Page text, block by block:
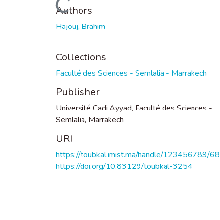
Loading...
Authors
Hajouj, Brahim
Collections
Faculté des Sciences - Semlalia - Marrakech
Publisher
Université Cadi Ayyad, Faculté des Sciences -
Semlalia, Marrakech
URI
https://toubkal.imist.ma/handle/123456789/
https://doi.org/10.83129/toubkal-3254